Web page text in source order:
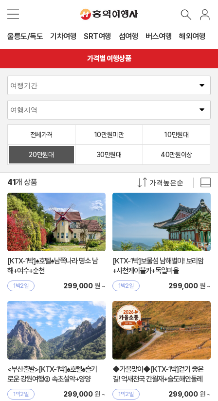
울릉도/독도 기차여행 SRT여행 섬여행 버스여행 해외여행
가격별 여행상품
전체가격 10만원미만 10만원대
20만원대 30만원대 40만원이상
41개 상품
[KTX-1박]♠호텔♠남쪽나라 명소 남
해+여수+순천
1박2일 299,000원 ~
[KTX-1박]보물섬 남해별미! 보리암
+사천케이블카+독일마을
1박2일 299,000원 ~
<부산출발>[KTX-1박]♠호텔♠슬기
로운 강원여행② 속초설악+양양
+강릉
1박2일 299,000원 ~
◆가을맞이◆[KTX-1박]걷기 좋은
길! 억새천국 간월재+슬도해안둘레
길
1박2일 299,000원 ~